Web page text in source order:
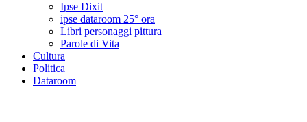
Ipse Dixit
ipse dataroom 25° ora
Libri personaggi pittura
Parole di Vita
Cultura
Politica
Dataroom